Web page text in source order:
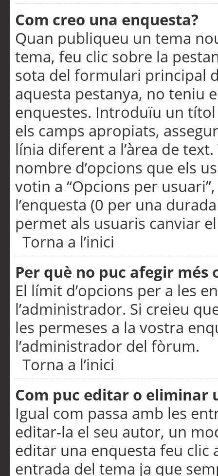
Com creo una enquesta?
Quan publiqueu un tema
tema, feu clic sobre la
sota del formulari principal
aquesta pestanya, no teniu
enquestes. Introduïu un
els camps apropiats,
línia diferent a l’àrea de
nombre d’opcions que els
votin a “Opcions per
l’enquesta (0 per una
permet als usuaris canviar
Torna a l’inici
Per què no puc afegir més
El límit d’opcions per a les
l’administrador. Si creieu
les permeses a la vostra
l’administrador del fòrum.
Torna a l’inici
Com puc editar o eliminar
Igual com passa amb les
editar-la el seu autor, un
editar una enquesta feu clic
entrada del tema ja que